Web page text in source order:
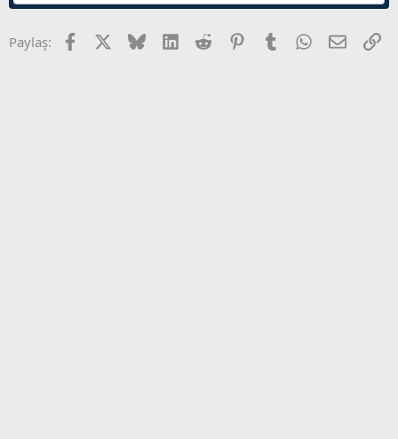
Paylaş: Facebook BlueskyLinkedInReddit PinterestTumblr WhatsApp
E-posta